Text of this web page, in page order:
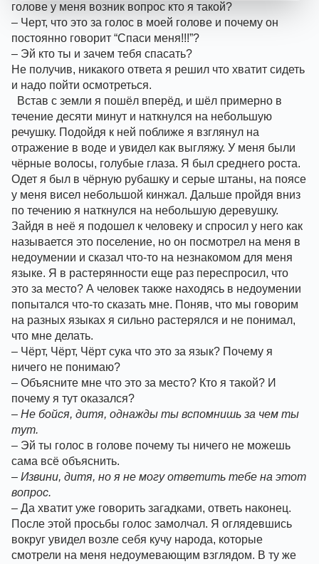
голове у меня возник вопрос кто я такой?
– Черт, что это за голос в моей голове и почему он
постоянно говорит “Спаси меня!!!”?
– Эй кто ты и зачем тебя спасать?
Не получив, никакого ответа я решил что хватит сидеть
и надо пойти осмотреться.
Встав с земли я пошёл вперёд, и шёл примерно в
течение десяти минут и наткнулся на небольшую
речушку. Подойдя к ней поближе я взглянул на
отражение в воде и увидел как выгляжу. У меня были
чёрные волосы, голубые глаза. Я был среднего роста.
Одет я был в чёрную рубашку и серые штаны, на поясе
у меня висел небольшой кинжал. Дальше пройдя вниз
по течению я наткнулся на небольшую деревушку.
Зайдя в неё я подошел к человеку и спросил у него как
называется это поселение, но он посмотрел на меня в
недоумении и сказал что-то на незнакомом для меня
языке. Я в растерянности еще раз переспросил, что
это за место? А человек также находясь в недоумении
попытался что-то сказать мне. Поняв, что мы говорим
на разных языках я сильно растерялся и не понимал,
что мне делать.
– Чёрт, Чёрт, Чёрт сука что это за язык? Почему я
ничего не понимаю?
– Объясните мне что это за место? Кто я такой? И
почему я тут оказался?
– Не бойся, дитя, однажды ты вспомнишь за чем ты
тут.
– Эй ты голос в голове почему ты ничего не можешь
сама всё объяснить.
– Извини, дитя, но я не могу ответить тебе на этот
вопрос.
– Да хватит уже говорить загадками, ответь наконец.
После этой просьбы голос замолчал. Я оглядевшись
вокруг увидел возле себя кучу народа, которые
смотрели на меня недоумевающим взглядом. В ту же